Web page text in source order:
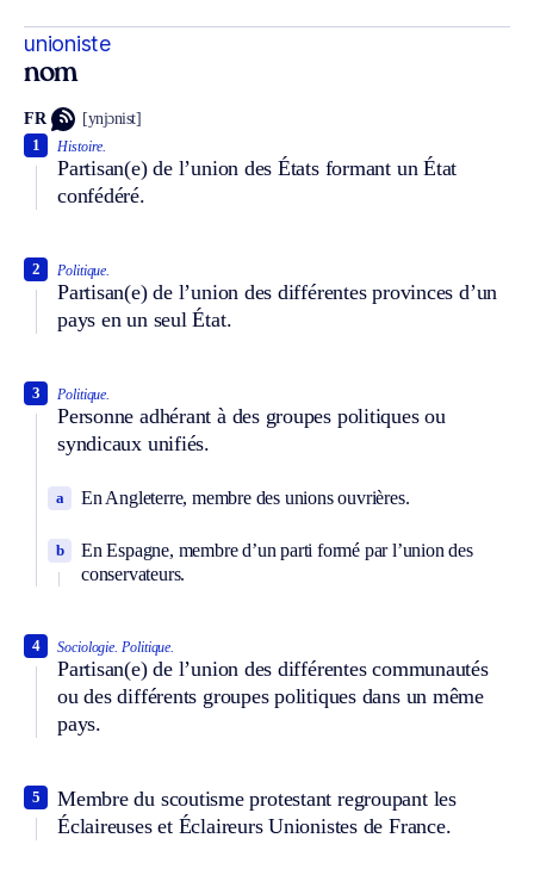
unioniste
nom
FR [ynjɔnist]
Histoire.
Partisan(e) de l’union des États formant un État
confédéré.
1
Politique.
Partisan(e) de l’union des différentes provinces d’un
pays en un seul État.
2
Politique.
Personne adhérant à des groupes politiques ou
syndicaux unifiés.
3
En Angleterre, membre des unions ouvrières.
a
En Espagne, membre d’un parti formé par l’union des
conservateurs.
b
Sociologie. Politique.
Partisan(e) de l’union des différentes communautés
ou des différents groupes politiques dans un même
pays.
4
Membre du scoutisme protestant regroupant les
Éclaireuses et Éclaireurs Unionistes de France.
5